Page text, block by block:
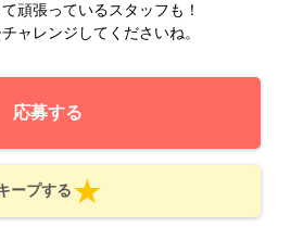
頑張っているスタッフも！
ャレンジしてくださいね。
応募する
ープする